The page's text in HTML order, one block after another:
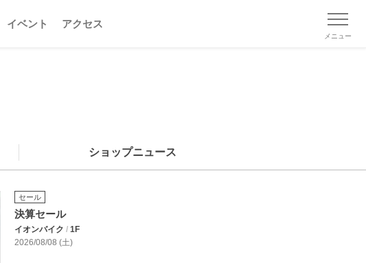
イベント アクセス
メニュー
ショップニュース
セール
決算セール
イオンバイク / 1F
2026/08/08 (土)